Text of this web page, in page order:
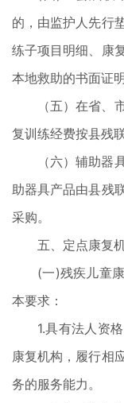
的，由监护人先行
练子项目明细、康
本地救助的书面证
（五）在省
复训练经费按县残
（六）辅助
助器具产品由县残
采购。
五、定点康复
(一)残疾儿童
本要求：
1.具有法人资
康复机构，履行相
务的服务能力。